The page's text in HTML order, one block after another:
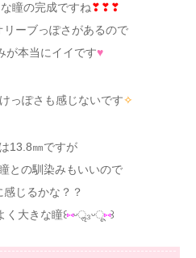
瞳の完成ですね❣❣❣
ーブっぽさがあるので
が本当にイイです♥
っぽさも感じないです✧
13.8㎜ですが
との馴染みもいいので
感じるかな？？
大きな瞳꒰⑅ᵕॢ₃ᵕू⑅꒱